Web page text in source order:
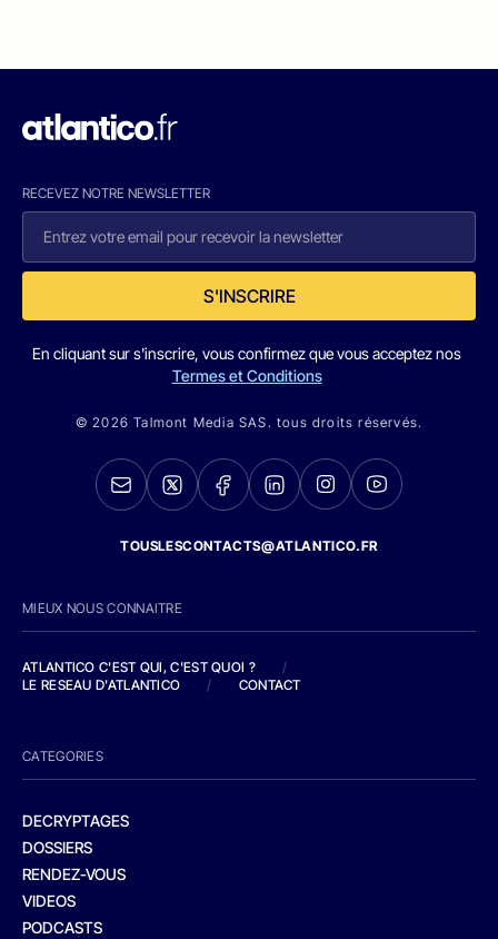
RECEVEZ NOTRE NEWSLETTER
S'INSCRIRE
En cliquant sur s'inscrire, vous confirmez que vous acceptez nos
Termes et Conditions
© 2026 Talmont Media SAS. tous droits réservés.
TOUSLESCONTACTS@ATLANTICO.FR
MIEUX NOUS CONNAITRE
ATLANTICO C'EST QUI, C'EST QUOI ?
/
LE RESEAU D'ATLANTICO
/ CONTACT
CATEGORIES
DECRYPTAGES
DOSSIERS
RENDEZ-VOUS
VIDEOS
PODCASTS